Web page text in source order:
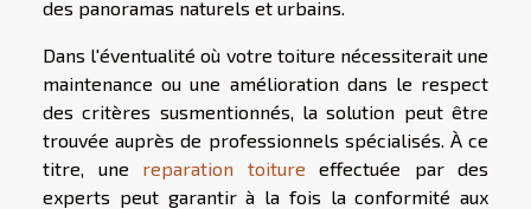
des panoramas naturels et urbains.
Dans l'éventualité où votre toiture nécessiterait une
maintenance ou une amélioration dans le respect
des critères susmentionnés, la solution peut être
trouvée auprès de professionnels spécialisés. À ce
titre, une reparation toiture effectuée par des
experts peut garantir à la fois la conformité aux